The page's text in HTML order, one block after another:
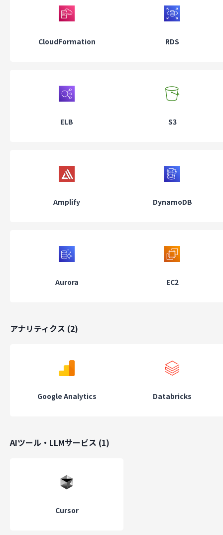
CloudFormation RDS
ELB S3
Amplify DynamoDB
Aurora EC2
アナリティクス (2)
Google Analytics Databricks
AIツール・LLMサービス (1)
Cursor